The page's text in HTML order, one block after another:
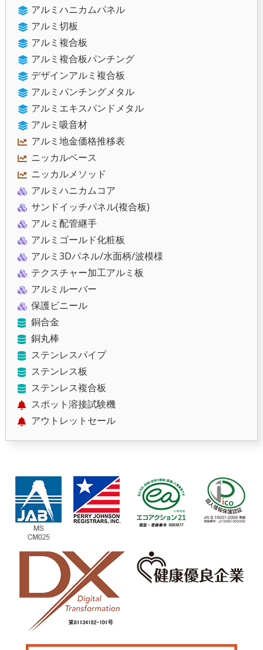
アルミハニカムパネル
アルミ切板
アルミ複合板
アルミ複合板パンチング
デザインアルミ複合板
アルミパンチングメタル
アルミエキスパンドメタル
アルミ吸音材
アルミ地金価格推移表
ニッカルベース
ニッカルメソッド
アルミハニカムコア
サンドイッチパネル(複合板)
アルミ配管継手
アルミゴールド化粧板
アルミ3Dパネル/水面柄/波模様
テクスチャー加工アルミ板
アルミルーバー
保護ビニール
銅合金
銅丸棒
ステンレスパイプ
ステンレス板
ステンレス複合板
スポット溶接試験機
アウトレットセール